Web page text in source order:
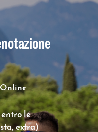
le
extra)